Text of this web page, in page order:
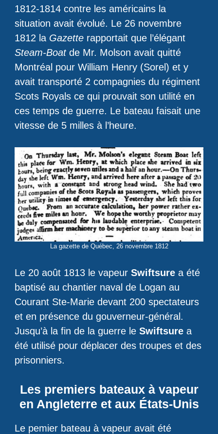
1812-1814 contre les américains la
situation avait évolué. Le 26 novembre
1812 la Gazette rapportait que l’élégant
Steam-Boatde Mr. Molson avait quitté
Montréal pour William Henry (Sorel) et y
avait transporté 2 compagnies du régiment
Scots Royals ce qui prouvait son utilité en
ces temps de guerre. Le bateau faisait une
vitesse de 5 milles à l’heure.
La gazette de Québec, 26 novembre 1812
Le 20 août 1813 le vapeur Swiftsure a été
baptisé au chantier naval de Logan au
Courant Ste-Marie devant 200 spectateurs
et en présence du gouverneur-général.
Jusqu’à la fin de la guerre le Swiftsure a
été utilisé pour déplacer des troupes et des
prisonniers.
Les premiers bateaux à vapeur
en Angleterre et aux États-Unis
Le pemier bateau à vapeur avait été